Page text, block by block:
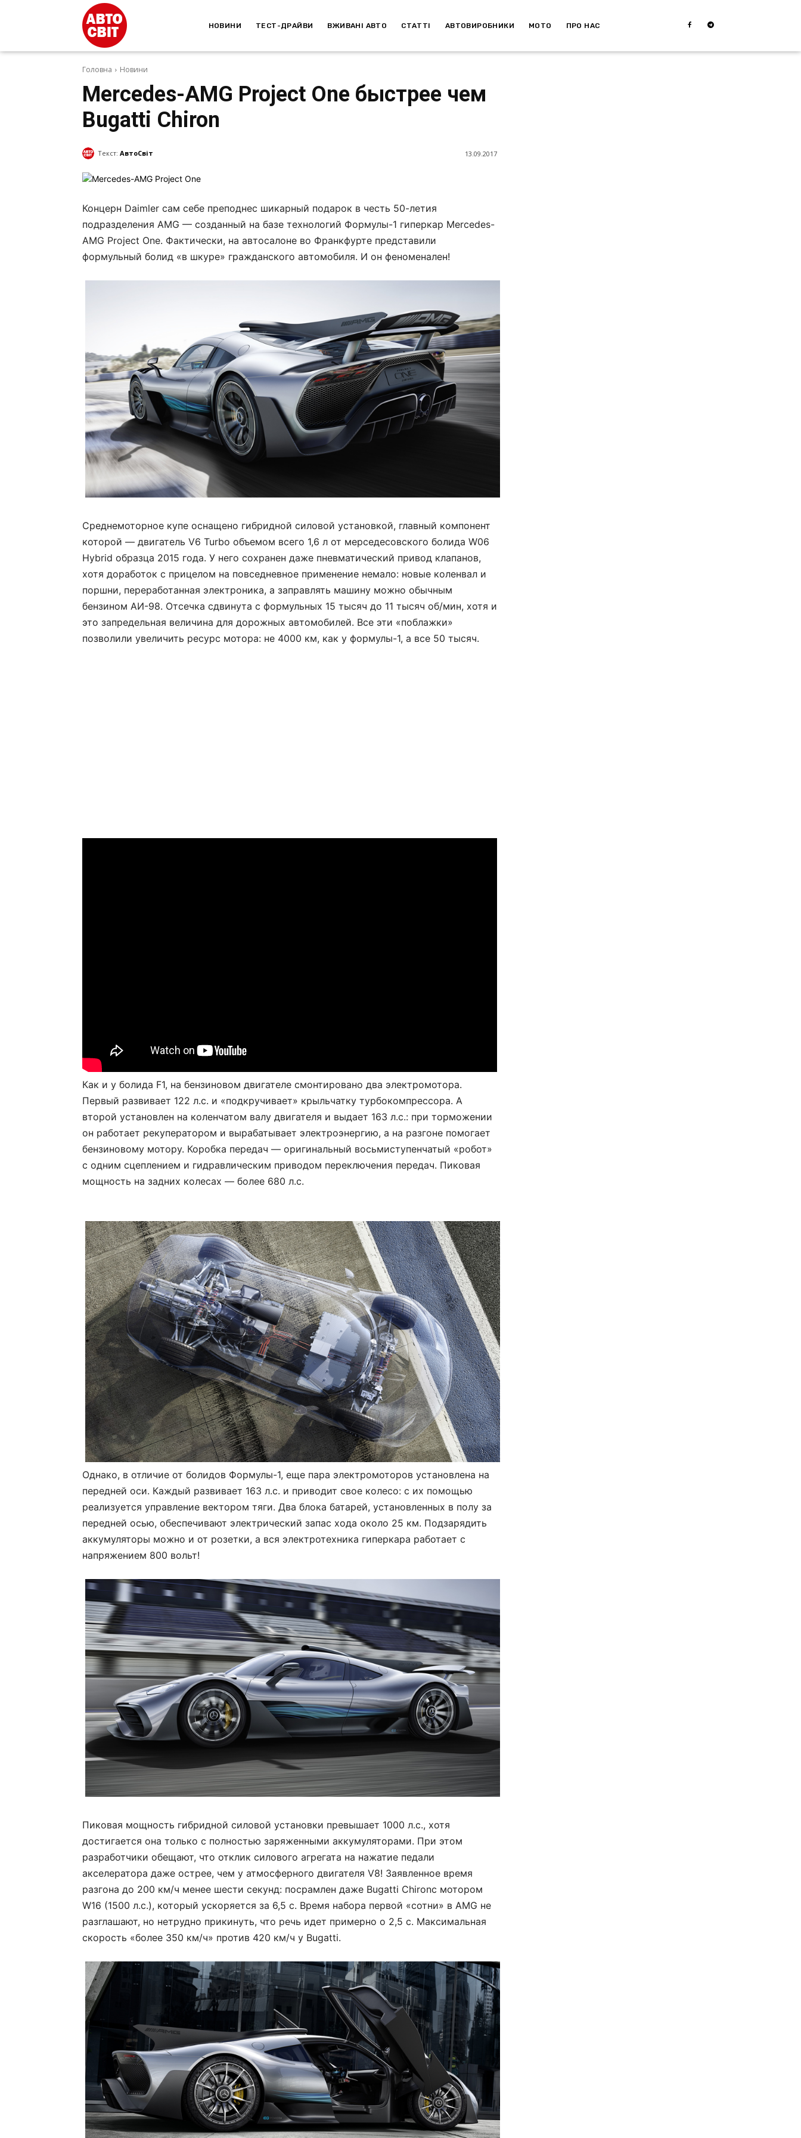
НОВИНИ ТЕСТ-ДРАЙВИ ВЖИВАНІ АВТО СТАТТІ АВТОВИРОБНИКИ МОТО ПРО НАС
Головна Новини
Mercedes-AMG Project One быстрее чем
Bugatti Chiron
Текст: АвтоСвіт 13.09.2017
Концерн Daimler сам себе преподнес шикарный подарок в честь 50-летия
подразделения AMG — созданный на базе технологий Формулы-1 гиперкар Mercedes-
AMG Project One. Фактически, на автосалоне во Франкфурте представили
формульный болид «в шкуре» гражданского автомобиля. И он феноменален!
Среднемоторное купе оснащено гибридной силовой установкой, главный компонент
которой — двигатель V6 Turbo объемом всего 1,6 л от мерседесовского болида W06
Hybrid образца 2015 года. У него сохранен даже пневматический привод клапанов,
хотя доработок с прицелом на повседневное применение немало: новые коленвал и
поршни, переработанная электроника, а заправлять машину можно обычным
бензином АИ-98. Отсечка сдвинута с формульных 15 тысяч до 11 тысяч об/мин, хотя и
это запредельная величина для дорожных автомобилей. Все эти «поблажки»
позволили увеличить ресурс мотора: не 4000 км, как у формулы-1, а все 50 тысяч.
Как и у болида F1, на бензиновом двигателе смонтировано два электромотора.
Первый развивает 122 л.с. и «подкручивает» крыльчатку турбокомпрессора. А
второй установлен на коленчатом валу двигателя и выдает 163 л.с.: при торможении
он работает рекуператором и вырабатывает электроэнергию, а на разгоне помогает
бензиновому мотору. Коробка передач — оригинальный восьмиступенчатый «робот»
с одним сцеплением и гидравлическим приводом переключения передач. Пиковая
мощность на задних колесах — более 680 л.с.
Однако, в отличие от болидов Формулы-1, еще пара электромоторов установлена на
передней оси. Каждый развивает 163 л.с. и приводит свое колесо: с их помощью
реализуется управление вектором тяги. Два блока батарей, установленных в полу за
передней осью, обеспечивают электрический запас хода около 25 км. Подзарядить
аккумуляторы можно и от розетки, а вся электротехника гиперкара работает с
напряжением 800 вольт!
Пиковая мощность гибридной силовой установки превышает 1000 л.с., хотя
достигается она только с полностью заряженными аккумуляторами. При этом
разработчики обещают, что отклик силового агрегата на нажатие педали
акселератора даже острее, чем у атмосферного двигателя V8! Заявленное время
разгона до 200 км/ч менее шести секунд: посрамлен даже Bugatti Chironс мотором
W16 (1500 л.с.), который ускоряется за 6,5 с. Время набора первой «сотни» в AMG не
разглашают, но нетрудно прикинуть, что речь идет примерно о 2,5 с. Максимальная
скорость «более 350 км/ч» против 420 км/ч у Bugatti.